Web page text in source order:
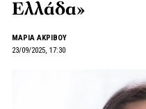
Ελλάδα»
ΜΑΡΙΑ ΑΚΡΙΒΟΥ
23/09/2025, 17:30